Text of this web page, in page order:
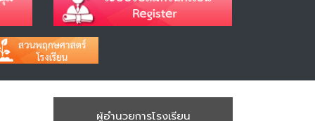
ผู้อำนวยการโรงเรียน